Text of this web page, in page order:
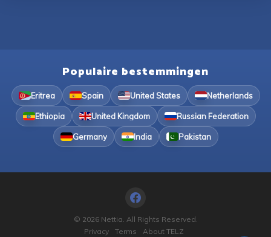
Populaire bestemmingen
Eritrea Spain United States Netherlands
Ethiopia United Kingdom Russian Federation
Germany India Pakistan
© 2026 Nettia. All Rights Reserved.
Privacy
Terms About TELZ